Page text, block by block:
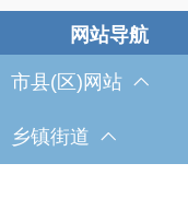
市县(区)网站
乡镇街道